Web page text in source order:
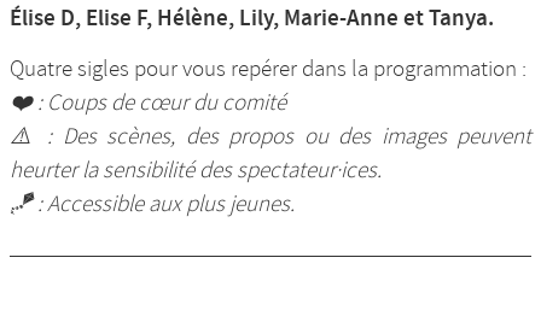
Élise D, Elise F, Hélène, Lily, Marie-Anne et Tanya.
Quatre sigles pour vous repérer dans la programmation :
❤️ : Coups de cœur du comité
⚠️ : Des scènes, des propos ou des images peuvent
heurter la sensibilité des spectateur·ices.
🪁 : Accessible aux plus jeunes.